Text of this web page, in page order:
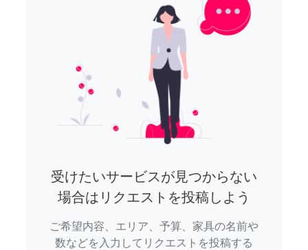
受けたいサービスが見つからない
場合はリクエストを投稿しよう
ご希望内容、エリア、予算、家具の名前や
数などを入力してリクエストを投稿する